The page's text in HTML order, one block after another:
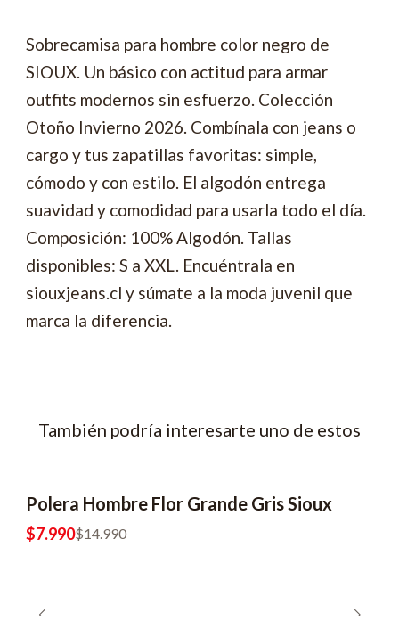
Sobrecamisa para hombre color negro de
SIOUX. Un básico con actitud para armar
outfits modernos sin esfuerzo. Colección
Otoño Invierno 2026. Combínala con jeans o
cargo y tus zapatillas favoritas: simple,
cómodo y con estilo. El algodón entrega
suavidad y comodidad para usarla todo el día.
Composición: 100% Algodón. Tallas
disponibles: S a XXL. Encuéntrala en
siouxjeans.cl y súmate a la moda juvenil que
marca la diferencia.
También podría interesarte uno de estos
-47% OFF
Polera Hombre Flor Grande Gris Sioux
$7.990$14.990